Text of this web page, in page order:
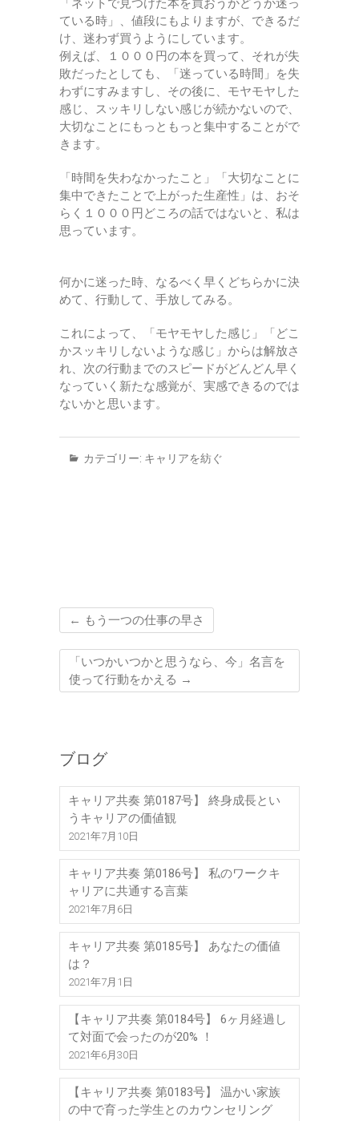
「ネットで見つけた本を買おうかどうか迷っ
ている時」、値段にもよりますが、できるだ
け、迷わず買うようにしています。
例えば、１０００円の本を買って、それが失
敗だったとしても、「迷っている時間」を失
わずにすみますし、その後に、モヤモヤした
感じ、スッキリしない感じが続かないので、
大切なことにもっともっと集中することがで
きます。
「時間を失わなかったこと」「大切なことに
集中できたことで上がった生産性」は、おそ
らく１０００円どころの話ではないと、私は
思っています。
何かに迷った時、なるべく早くどちらかに決
めて、行動して、手放してみる。
これによって、「モヤモヤした感じ」「どこ
かスッキリしないような感じ」からは解放さ
れ、次の行動までのスピードがどんどん早く
なっていく新たな感覚が、実感できるのでは
ないかと思います。
カテゴリー: キャリアを紡ぐ
← もう一つの仕事の早さ
「いつかいつかと思うなら、今」名言を
使って行動をかえる →
ブログ
キャリア共奏 第0187号】 終身成長とい
うキャリアの価値観
2021年7月10日
キャリア共奏 第0186号】 私のワークキ
ャリアに共通する言葉
2021年7月6日
キャリア共奏 第0185号】 あなたの価値
は？
2021年7月1日
【キャリア共奏 第0184号】 6ヶ月経過し
て対面で会ったのが20% ！
2021年6月30日
【キャリア共奏 第0183号】 温かい家族
の中で育った学生とのカウンセリング